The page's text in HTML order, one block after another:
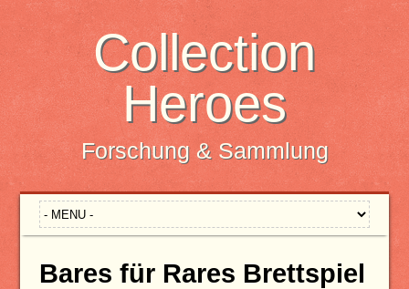
Collection
Heroes
Forschung & Sammlung
Bares für Rares Brettspiel